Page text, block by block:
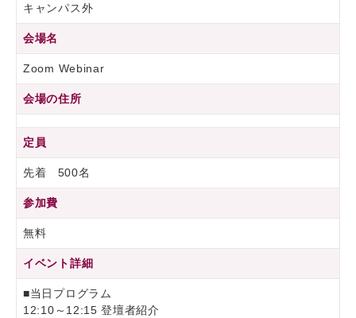
キャンパス外
会場名
Zoom Webinar
会場の住所
定員
先着 500名
参加費
無料
イベント詳細
■当日プログラム
12:10～12:15 登壇者紹介